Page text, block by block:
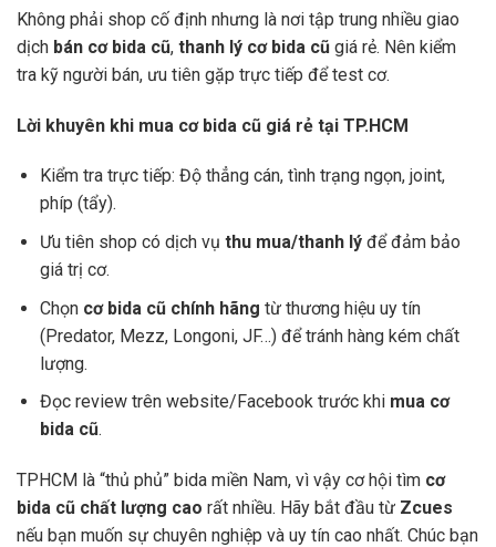
Không phải shop cố định nhưng là nơi tập trung nhiều giao
dịch bán cơ bida cũ, thanh lý cơ bida cũ giá rẻ. Nên kiểm
tra kỹ người bán, ưu tiên gặp trực tiếp để test cơ.
Lời khuyên khi mua cơ bida cũ giá rẻ tại TP.HCM
Kiểm tra trực tiếp: Độ thẳng cán, tình trạng ngọn, joint,
phíp (tẩy).
Ưu tiên shop có dịch vụ thu mua/thanh lýđể đảm bảo
giá trị cơ.
Chọn cơ bida cũ chính hãng từ thương hiệu uy tín
(Predator, Mezz, Longoni, JF…) để tránh hàng kém chất
lượng.
Đọc review trên website/Facebook trước khi mua cơ
bida cũ.
TPHCM là “thủ phủ” bida miền Nam, vì vậy cơ hội tìm cơ
bida cũ chất lượng cao rất nhiều. Hãy bắt đầu từ Zcues
nếu bạn muốn sự chuyên nghiệp và uy tín cao nhất. Chúc bạn